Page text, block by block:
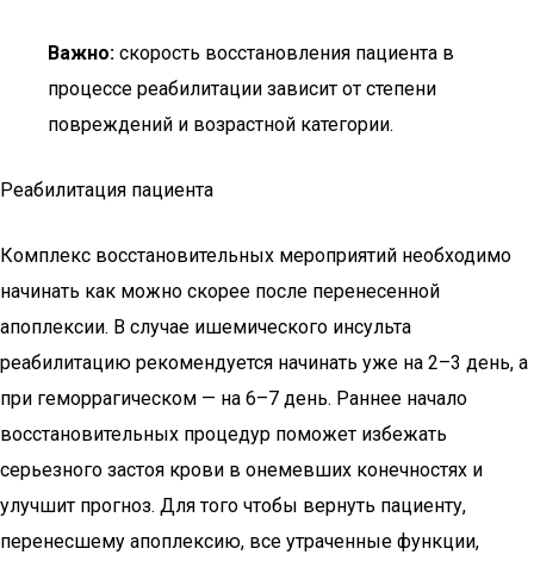
Важно: скорость восстановления пациента в
процессе реабилитации зависит от степени
повреждений и возрастной категории.
Реабилитация пациента
Комплекс восстановительных мероприятий необходимо
начинать как можно скорее после перенесенной
апоплексии. В случае ишемического инсульта
реабилитацию рекомендуется начинать уже на 2–3 день, а
при геморрагическом — на 6–7 день. Раннее начало
восстановительных процедур поможет избежать
серьезного застоя крови в онемевших конечностях и
улучшит прогноз. Для того чтобы вернуть пациенту,
перенесшему апоплексию, все утраченные функции,